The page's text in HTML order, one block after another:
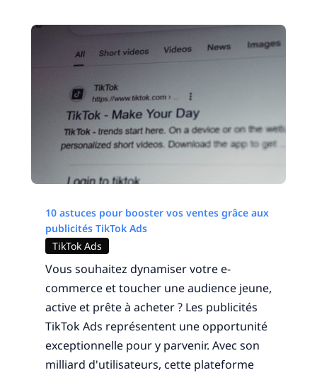
10 astuces pour booster vos ventes grâce aux
publicités TikTok Ads
TikTok Ads
Vous souhaitez dynamiser votre e-
commerce et toucher une audience jeune,
active et prête à acheter ? Les publicités
TikTok Ads représentent une opportunité
exceptionnelle pour y parvenir. Avec son
milliard d'utilisateurs, cette plateforme